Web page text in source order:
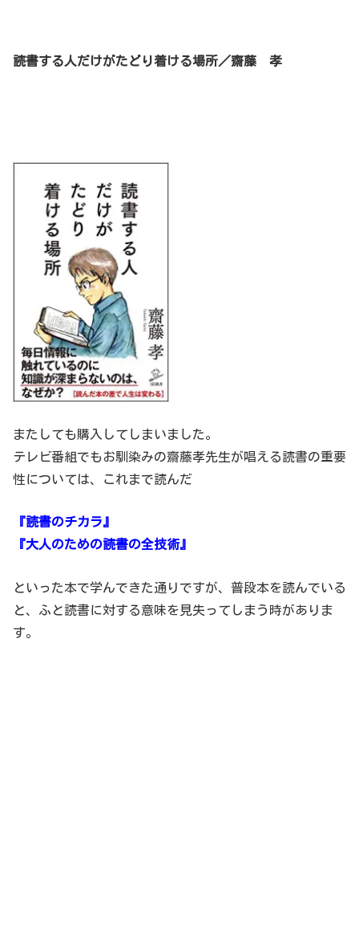
読書する人だけがたどり着ける場所／齋藤 孝
またしても購入してしまいました。
テレビ番組でもお馴染みの齋藤孝先生が唱える読書の重要
性については、これまで読んだ
『読書のチカラ』
『大人のための読書の全技術』
といった本で学んできた通りですが、普段本を読んでいる
と、ふと読書に対する意味を見失ってしまう時がありま
す。